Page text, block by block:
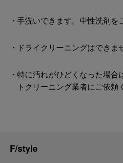
手洗いできます。中性洗剤を
ドライクリーニングはできま
特に汚れがひどくなった場合
トクリーニング業者にご依頼
F/style